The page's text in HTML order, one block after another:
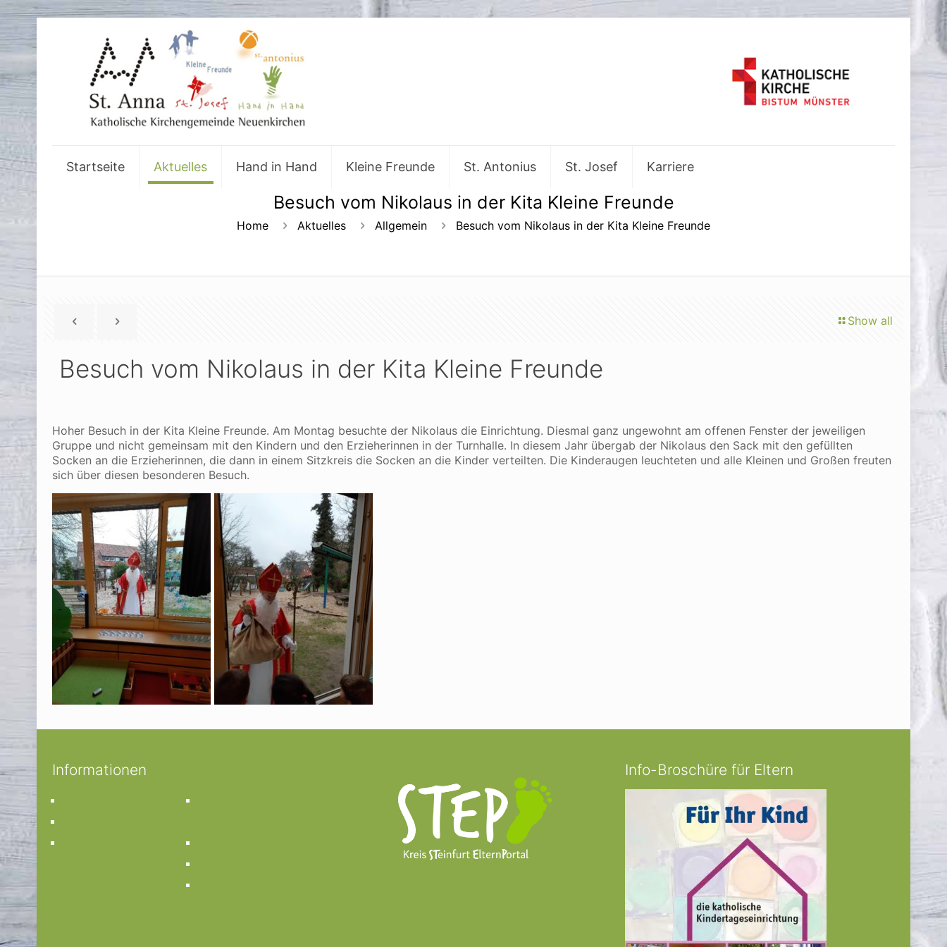
Startseite Aktuelles Hand in Hand Kleine Freunde St. Antonius St. Josef Karriere
Besuch vom Nikolaus in der Kita Kleine Freunde
Home Aktuelles Allgemein Besuch vom Nikolaus in der Kita Kleine Freunde
Show all
Besuch vom Nikolaus in der Kita Kleine Freunde
Hoher Besuch in der Kita Kleine Freunde. Am Montag besuchte der Nikolaus die Einrichtung. Diesmal ganz ungewohnt am offenen Fenster der jeweiligen
Gruppe und nicht gemeinsam mit den Kindern und den Erzieherinnen in der Turnhalle. In diesem Jahr übergab der Nikolaus den Sack mit den gefüllten
Socken an die Erzieherinnen, die dann in einem Sitzkreis die Socken an die Kinder verteilten. Die Kinderaugen leuchteten und alle Kleinen und Großen freuten
sich über diesen besonderen Besuch.
Informationen Info-Broschüre für Eltern